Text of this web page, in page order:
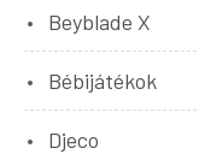
Beyblade X
Bébijátékok
Djeco